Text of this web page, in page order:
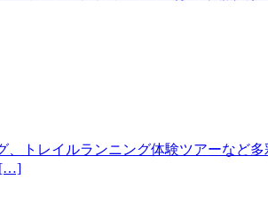
トレイルランニング体験ツアーなど
[…]